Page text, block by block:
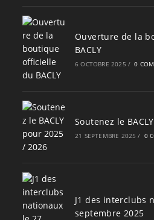
Ouverture de la
BACLY
6 OCTOBRE 2025 / 0
Soutenez le
21 SEPTEMBRE 2025 / 0
J1 des interclubs
septembre 2025